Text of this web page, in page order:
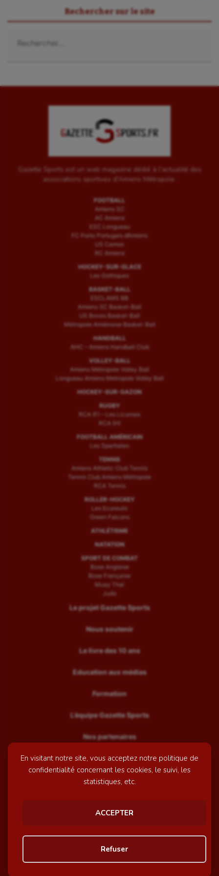
En visitant notre site, vous acceptez notre politique de
confidentialité concernant les cookies, le suivi, les
statistiques, etc.
ACCEPTER
Refuser
VoileRechercher sur le site
Gazette Sports est un web magazine dédié à l'actualité des
associations sportives d'Amiens Métropole.
FOOTBALL
Amiens SC
AC Amiens
ESC Longueau
FC Porto Portugais d’Amiens
US Camon
RC Amiens
HOCKEY-SUR-GLACE
Les Gothiques
BASKET-BALL
ESCLAMS BB
Amiens SC Basket-Ball
US Boves Basket-Ball
Métropole Amiénoise Basket-Ball
HANDBALL
AHC – Amiens Handball Club
VOLLEY-BALL
Amiens Métropole Volley Ball
Longueau Amiens Metropole Volley Ball
HOCKEY-SUR-GAZON
RUGBY
RCA (F) – Les Licornes
RCA (H)
FOOTBALL AMÉRICAIN
Les Spartiates
TENNIS
Amiens Athletic Club Tennis
Tennis Club Amiens Métropole
RCA Tennis
ROLLER-HOCKEY
Les Ecureuils
Green Falcons
ATHLÉTISME
NATATION
SPORT DE COMBAT
Boxe Anglaise
Boxe Française
Muay Thaï
Judo
Le projet Gazette Sports
Nous soutenir
Le livre des 10 ans
Education aux médias
Formation
L’équipe Gazette Sports
Nos partenaires
Recrutement
Mentions légales
© GazetteSports - 2026 | Site internet réalisé par
Awelty